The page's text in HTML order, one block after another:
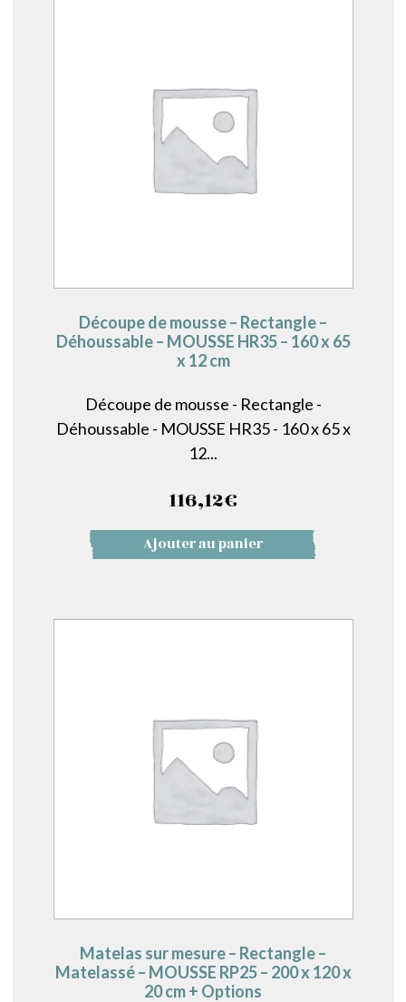
Découpe de mousse – Rectangle –
Déhoussable – MOUSSE HR35 – 160 x 65
x 12 cm
Découpe de mousse - Rectangle -
Déhoussable - MOUSSE HR35 - 160 x 65 x
12...
116,12€
Ajouter au panier
Matelas sur mesure – Rectangle –
Matelassé – MOUSSE RP25 – 200 x 120 x
20 cm + Options